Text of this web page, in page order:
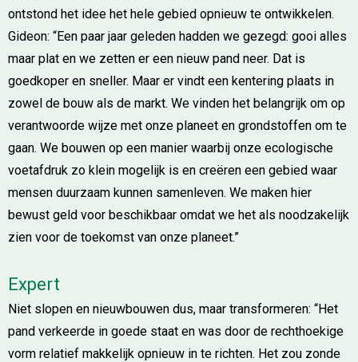
ontstond het idee het hele gebied opnieuw te ontwikkelen.
Gideon: “Een paar jaar geleden hadden we gezegd: gooi alles
maar plat en we zetten er een nieuw pand neer. Dat is
goedkoper en sneller. Maar er vindt een kentering plaats in
zowel de bouw als de markt. We vinden het belangrijk om op
verantwoorde wijze met onze planeet en grondstoffen om te
gaan. We bouwen op een manier waarbij onze ecologische
voetafdruk zo klein mogelijk is en creëren een gebied waar
mensen duurzaam kunnen samenleven. We maken hier
bewust geld voor beschikbaar omdat we het als noodzakelijk
zien voor de toekomst van onze planeet.”
Expert
Niet slopen en nieuwbouwen dus, maar transformeren: “Het
pand verkeerde in goede staat en was door de rechthoekige
vorm relatief makkelijk opnieuw in te richten. Het zou zonde